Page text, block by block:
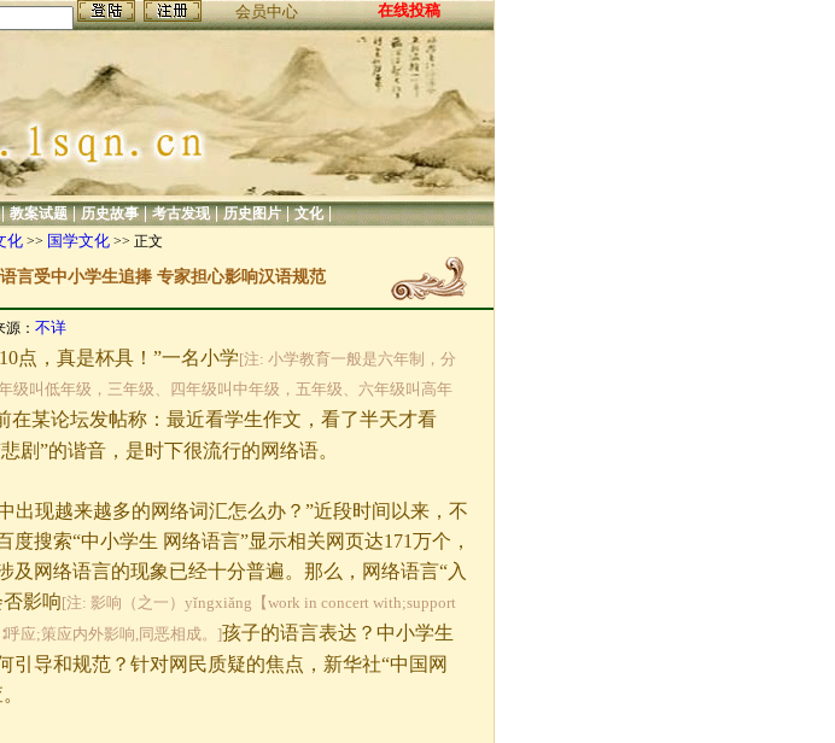
会员中心 在线投稿
教案试题|历史故事|考古发现|历史图片|文化|
化>> 国学文化>> 正文
言受中小学生追捧 专家担心影响汉语规范
： 不详
10点，真是杯具！”一名小学[注: 小学教育一般是六年制，分
级叫低年级，三年级、四年级叫中年级，五年级、六年级叫高年
在某论坛发帖称：最近看学生作文，看了半天才看
剧”的谐音，是时下很流行的网络语。
现越来越多的网络词汇怎么办？”近段时间以来，不
度搜索“中小学生 网络语言”显示相关网页达171万个，
及网络语言的现象已经十分普遍。那么，网络语言“入
影响[注: 影响（之一）yǐngxiǎng【work in concert with;support
呼应;策应内外影响,同恶相成。]孩子的语言表达？中小学生
引导和规范？针对网民质疑的焦点，新华社“中国网